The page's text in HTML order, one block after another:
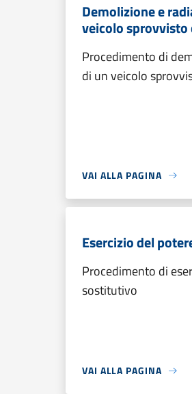
Demolizione e
veicolo sprovvisto
Procedimento di
di un veicolo
VAI ALLA PAGINA
Esercizio del
Procedimento di
sostitutivo
VAI ALLA PAGINA